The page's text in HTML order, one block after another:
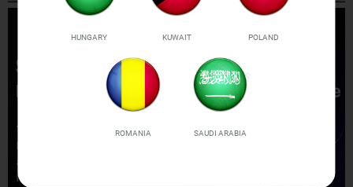
HUNGARY KUWAIT POLAND
ROMANIA SAUDI ARABIA